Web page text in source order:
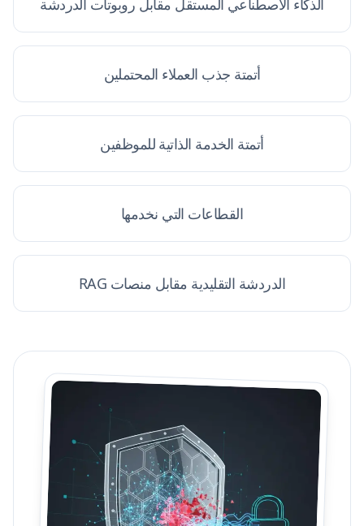
الذكاء الاصطناعي المستقل مقابل روبوتات الدردشة
أتمتة جذب العملاء المحتملين
أتمتة الخدمة الذاتية للموظفين
القطاعات التي نخدمها
الدردشة التقليدية مقابل منصات RAG